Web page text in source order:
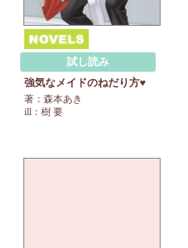
試し読み
強気なメイドのねだり方♥
著：森本あき
ill：樹 要